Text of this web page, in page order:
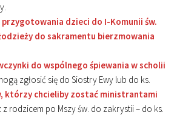
przygotowania dzieci do I-Komunii św.
do sakramentu bierzmowania
do wspólnego śpiewania w scholii
zgłosić się do Siostry Ewy lub do ks.
którzy chcieliby zostać ministrantami
z rodzicem po Mszy św. do zakrystii – do ks.